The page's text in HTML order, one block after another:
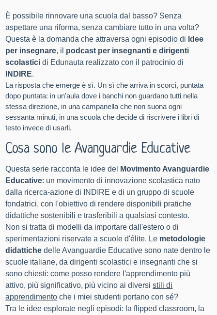
È possibile rinnovare una scuola dal basso? Senza
aspettare una riforma, senza cambiare tutto in una volta?
Questa è la domanda che attraversa ogni episodio di Idee
per insegnare, il podcast per insegnanti e dirigenti
scolasticidi Edunauta realizzato con il patrocinio di
INDIRE.
La risposta che emerge è sì. Un sì che arriva in scorci, puntata
dopo puntata: in un'aula dove i banchi non guardano tutti nella
stessa direzione, in una campanella che non suona ogni
sessanta minuti, in una scuola che decide di riscrivere i libri di
testo invece di usarli.
Cosa sono le Avanguardie Educative
Questa serie racconta le idee del
Movimento Avanguardie
Educative: un movimento di innovazione scolastica nato
dalla ricerca-azione di INDIRE e di un gruppo di scuole
fondatrici, con l'obiettivo di rendere disponibili pratiche
didattiche sostenibili e trasferibili a qualsiasi contesto.
Non si tratta di modelli da importare dall'estero o di
sperimentazioni riservate a scuole d'élite. Le metodologie
didattiche delle Avanguardie Educative sono nate dentro le
scuole italiane, da dirigenti scolastici e insegnanti che si
sono chiesti: come posso rendere l'apprendimento più
attivo, più significativo, più vicino ai diversistili di
apprendimento che i miei studenti portano con sé?
Tra le idee esplorate negli episodi: la flipped classroom, la